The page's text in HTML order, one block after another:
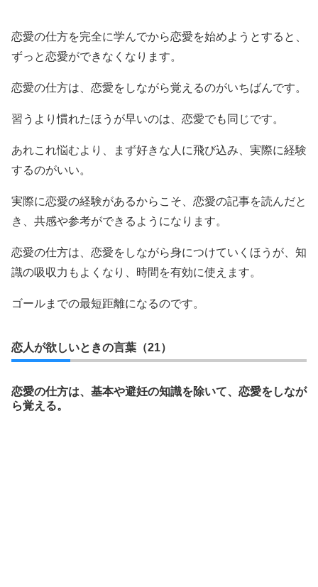
恋愛の仕方を完全に学んでから恋愛を始めようとすると、
ずっと恋愛ができなくなります。
恋愛の仕方は、恋愛をしながら覚えるのがいちばんです。
習うより慣れたほうが早いのは、恋愛でも同じです。
あれこれ悩むより、まず好きな人に飛び込み、実際に経験
するのがいい。
実際に恋愛の経験があるからこそ、恋愛の記事を読んだと
き、共感や参考ができるようになります。
恋愛の仕方は、恋愛をしながら身につけていくほうが、知
識の吸収力もよくなり、時間を有効に使えます。
ゴールまでの最短距離になるのです。
恋人が欲しいときの言葉（21）
恋愛の仕方は、基本や避妊の知識を除いて、恋愛をしなが
ら覚える。